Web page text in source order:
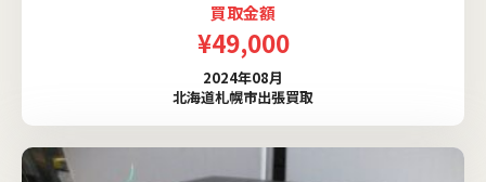
買取金額
¥49,000
2024年08月
北海道札幌市出張買取